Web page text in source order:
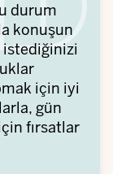
durum
konuşun
için iyi
gün
fırsatlar